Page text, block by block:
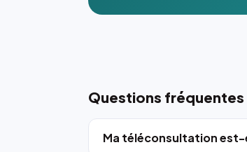
Questions fréquentes
Ma téléconsultation est-